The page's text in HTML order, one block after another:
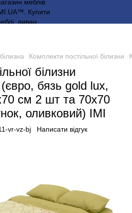
Комплекти постільної білизни
білизни
бязь gold lux,
см 2 шт та 70х70
оливковий) IMI
vr-vz-bj Написати відгук